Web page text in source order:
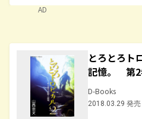
AD
とろとろト
記憶。 第
D-Books
2018.03.29 発売